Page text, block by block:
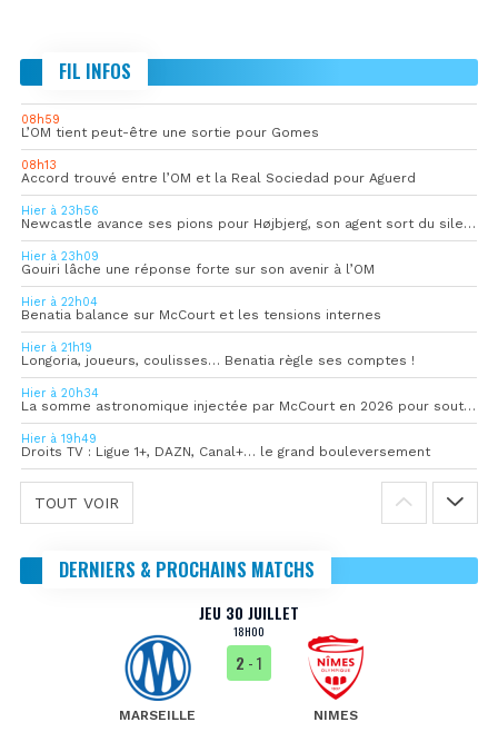
FIL INFOS
08h59
L’OM tient peut-être une sortie pour Gomes
08h13
Accord trouvé entre l’OM et la Real Sociedad pour Aguerd
Hier à 23h56
Newcastle avance ses pions pour Højbjerg, son agent sort du silence
Hier à 23h09
Gouiri lâche une réponse forte sur son avenir à l’OM
Hier à 22h04
Benatia balance sur McCourt et les tensions internes
Hier à 21h19
Longoria, joueurs, coulisses… Benatia règle ses comptes !
Hier à 20h34
La somme astronomique injectée par McCourt en 2026 pour soutenir l’OM
Hier à 19h49
Droits TV : Ligue 1+, DAZN, Canal+… le grand bouleversement
TOUT VOIR
DERNIERS & PROCHAINS MATCHS
JEU 30 JUILLET
18H00
MARSEILLE
2 - 1
NIMES